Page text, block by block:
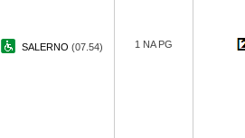
SALERNO (07.54) 1 NA PG